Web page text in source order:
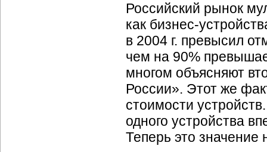
Российский рынок
как бизнес-
в 2004 г. превысил
чем на 90%
многом объясняют
России». Этот же
стоимости
одного устройства
Теперь это